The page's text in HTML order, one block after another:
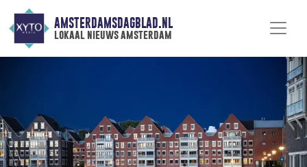
AMSTERDAMSDAGBLAD.NL
lokaal nieuws amsterdam